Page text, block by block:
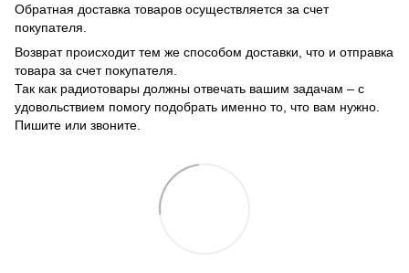
Обратная доставка товаров осуществляется за счет
покупателя.
Возврат происходит тем же способом доставки, что и отправка
товара за счет покупателя.
Так как радиотовары должны отвечать вашим задачам – с
удовольствием помогу подобрать именно то, что вам нужно.
Пишите или звоните.